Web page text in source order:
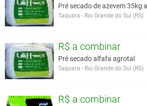
Pré secado de azevem 35kg
Taquara - Rio Grande do Sul (RS)
R$ a combinar
Pré secado alfafa agrotal
Taquara - Rio Grande do Sul (RS)
R$ a combinar